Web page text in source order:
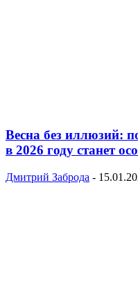
Весна без иллюзий:
в 2026 году станет
Дмитрий Заброда -